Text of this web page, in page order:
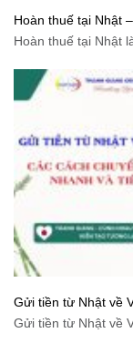
Hoàn thuế tại Nhật
động
Hoàn thuế tại Nhật
Gửi tiền từ Nhật về
và tiết kiệm
Gửi tiền từ Nhật về